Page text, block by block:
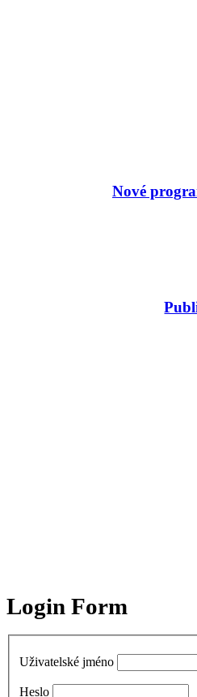
Nové
Login Form
Uživatelské jméno
Heslo